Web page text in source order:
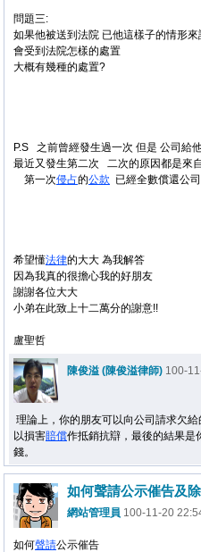
問題三:
如果他被送到法院 已他這樣子的情形來
會受到法院怎樣的處置
大概有幾種的處置?
P.S 之前曾經發生過一次 但是 公司給
最近又發生第二次 二次的原因都是來
第一次侵占的公款 已經全數償還公
希望懂法律的大大 為我解答
因為我真的很擔心我的好朋友
謝謝各位大大
小弟在此致上十二萬分的謝意!!
盧聖哲
陳俊溢 (陳俊溢律師) 100-
理論上，你的朋友可以向公司請求欠
以損害賠償作抵銷抗辯，最後的結果是
錢。
如何聲請公示催告及
網站管理員 100-11-20
如何聲請公示催告